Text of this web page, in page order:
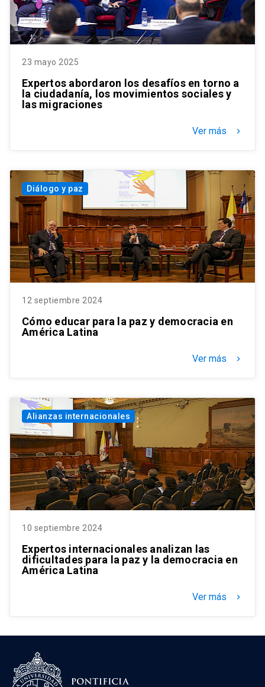
23 mayo 2025
Expertos abordaron los desafíos en torno a
la ciudadanía, los movimientos sociales y
las migraciones
Ver más keyboard_arrow_right
Diálogo y paz
12 septiembre 2024
Cómo educar para la paz y democracia en
América Latina
Ver más keyboard_arrow_right
Alianzas internacionales
10 septiembre 2024
Expertos internacionales analizan las
dificultades para la paz y la democracia en
América Latina
Ver más keyboard_arrow_right